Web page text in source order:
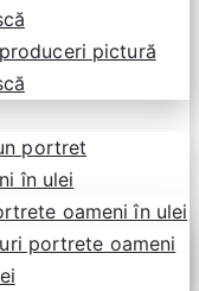
pictură
portret
în ulei
oameni în ulei
portrete oameni